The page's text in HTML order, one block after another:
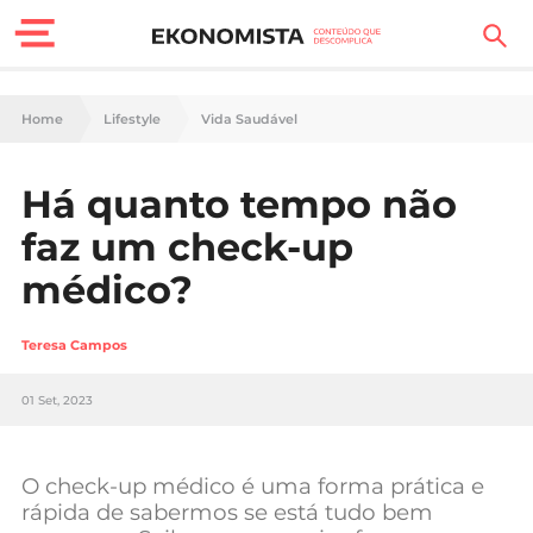
Finanças Pessoais
Carreira
Casa
Lifestyle
Sociedade
Negócios
Home Lifestyle Vida Saudável
Há quanto tempo não
faz um check-up
médico?
Teresa Campos
01 Set, 2023
O check-up médico é uma forma prática e
rápida de sabermos se está tudo bem